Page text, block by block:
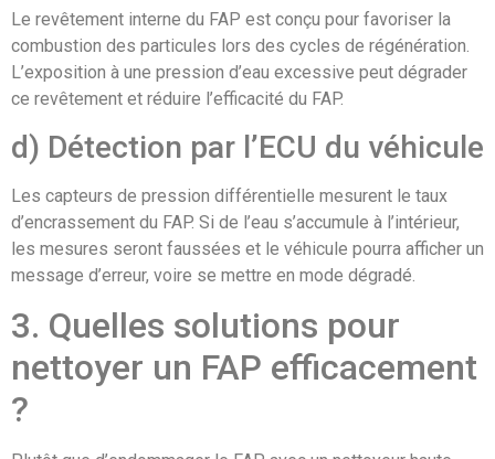
Le revêtement interne du FAP est conçu pour favoriser la
combustion des particules lors des cycles de régénération.
L’exposition à une pression d’eau excessive peut dégrader
ce revêtement et réduire l’efficacité du FAP.
d) Détection par l’ECU du véhicule
Les capteurs de pression différentielle mesurent le taux
d’encrassement du FAP. Si de l’eau s’accumule à l’intérieur,
les mesures seront faussées et le véhicule pourra afficher un
message d’erreur, voire se mettre en mode dégradé.
3. Quelles solutions pour
nettoyer un FAP efficacement
?